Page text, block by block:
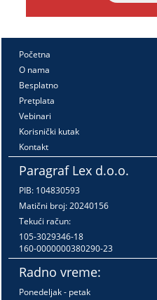
Početna
O nama
Besplatno
Pretplata
Vebinari
Korisnički kutak
Kontakt
Paragraf Lex d.o.o.
PIB: 104830593
Matični broj: 20240156
Tekući račun:
105-3029346-18
160-0000000380290-23
Radno vreme:
Ponedeljak - petak